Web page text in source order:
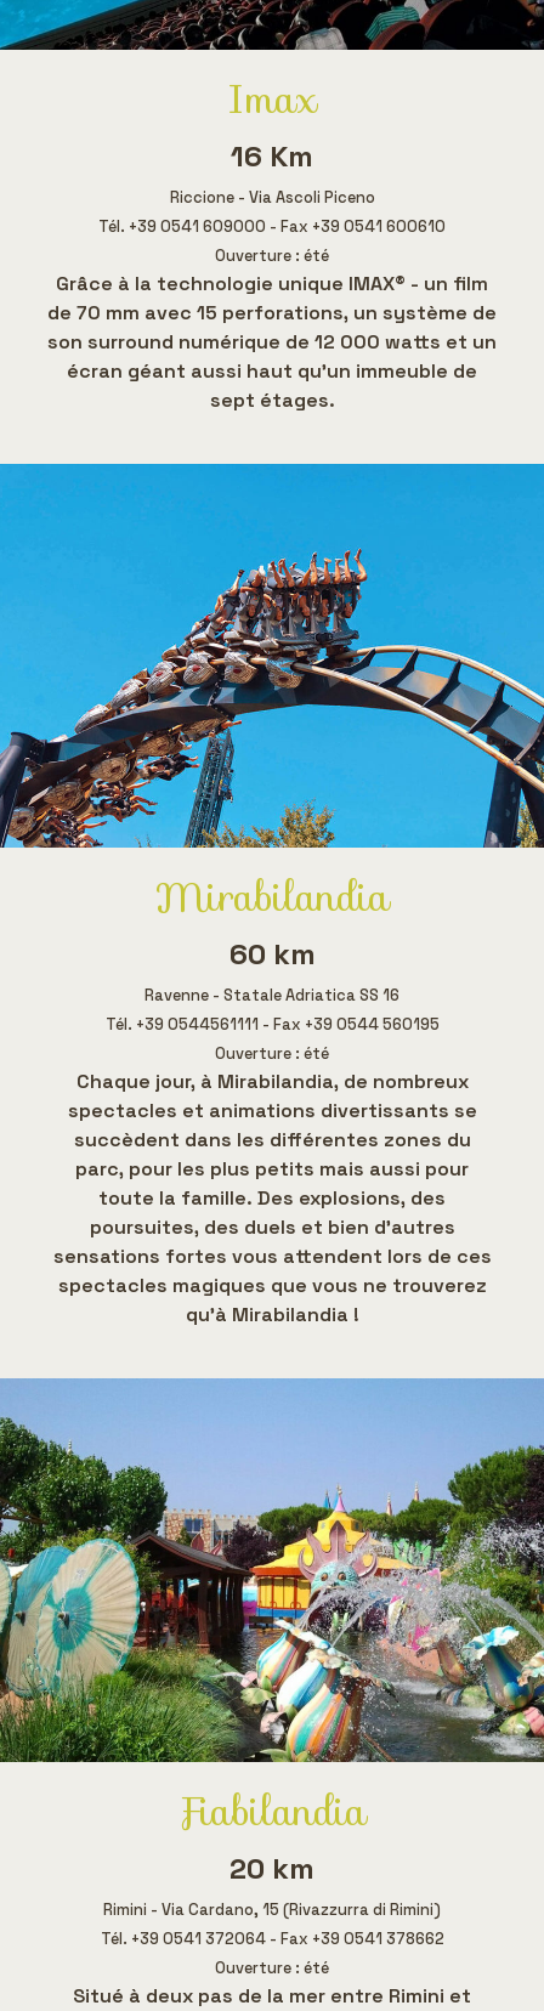
Imax
16 Km
Riccione - Via Ascoli Piceno
Tél. +39 0541 609000 - Fax +39 0541 600610
Ouverture : été
Grâce à la technologie unique IMAX® - un film
de 70 mm avec 15 perforations, un système de
son surround numérique de 12 000 watts et un
écran géant aussi haut qu'un immeuble de
sept étages.
Mirabilandia
60 km
Ravenne - Statale Adriatica SS 16
Tél. +39 0544561111 - Fax +39 0544 560195
Ouverture : été
Chaque jour, à Mirabilandia, de nombreux
spectacles et animations divertissants se
succèdent dans les différentes zones du
parc, pour les plus petits mais aussi pour
toute la famille. Des explosions, des
poursuites, des duels et bien d'autres
sensations fortes vous attendent lors de ces
spectacles magiques que vous ne trouverez
qu'à Mirabilandia !
Fiabilandia
20 km
Rimini - Via Cardano, 15 (Rivazzurra di Rimini)
Tél. +39 0541 372064 - Fax +39 0541 378662
Ouverture : été
Situé à deux pas de la mer entre Rimini et